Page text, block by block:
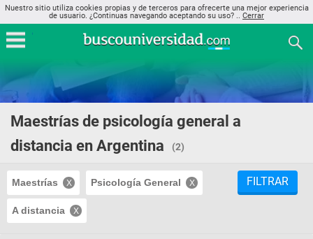
Nuestro sitio utiliza cookies propias y de terceros para ofrecerte una mejor experiencia
de usuario. ¿Continuas navegando aceptando su uso? .. Cerrar
Maestrías de psicología general a
distancia en Argentina
(2)
Maestrías Psicología General
A distancia
FILTRAR